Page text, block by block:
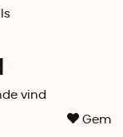
vind
Gem